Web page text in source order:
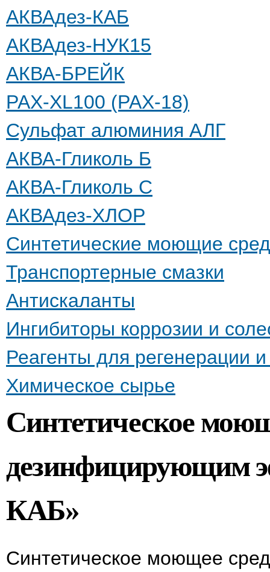
АКВАдез-КАБ
АКВАдез-НУК15
АКВА-БРЕЙК
РАХ-XL100 (PAX-18)
Сульфат алюминия АЛГ
АКВА-Гликоль Б
АКВА-Гликоль С
АКВАдез-ХЛОР
Синтетические моющие
Транспортерные смазки
Антискаланты
Ингибиторы коррозии и
Реагенты для регенерации
Химическое сырье
Синтетическое
дезинфицирующим
КАБ»
Синтетическое моющее